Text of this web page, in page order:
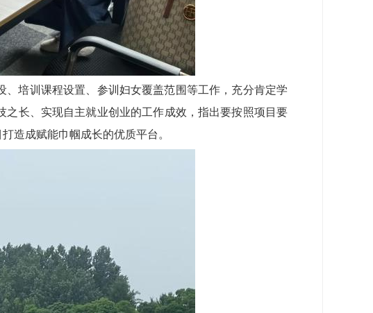
培训课程设置、参训妇女覆盖范围等工作，充分肯定学
长、实现自主就业创业的工作成效，指出要按照项目要
造成赋能巾帼成长的优质平台。